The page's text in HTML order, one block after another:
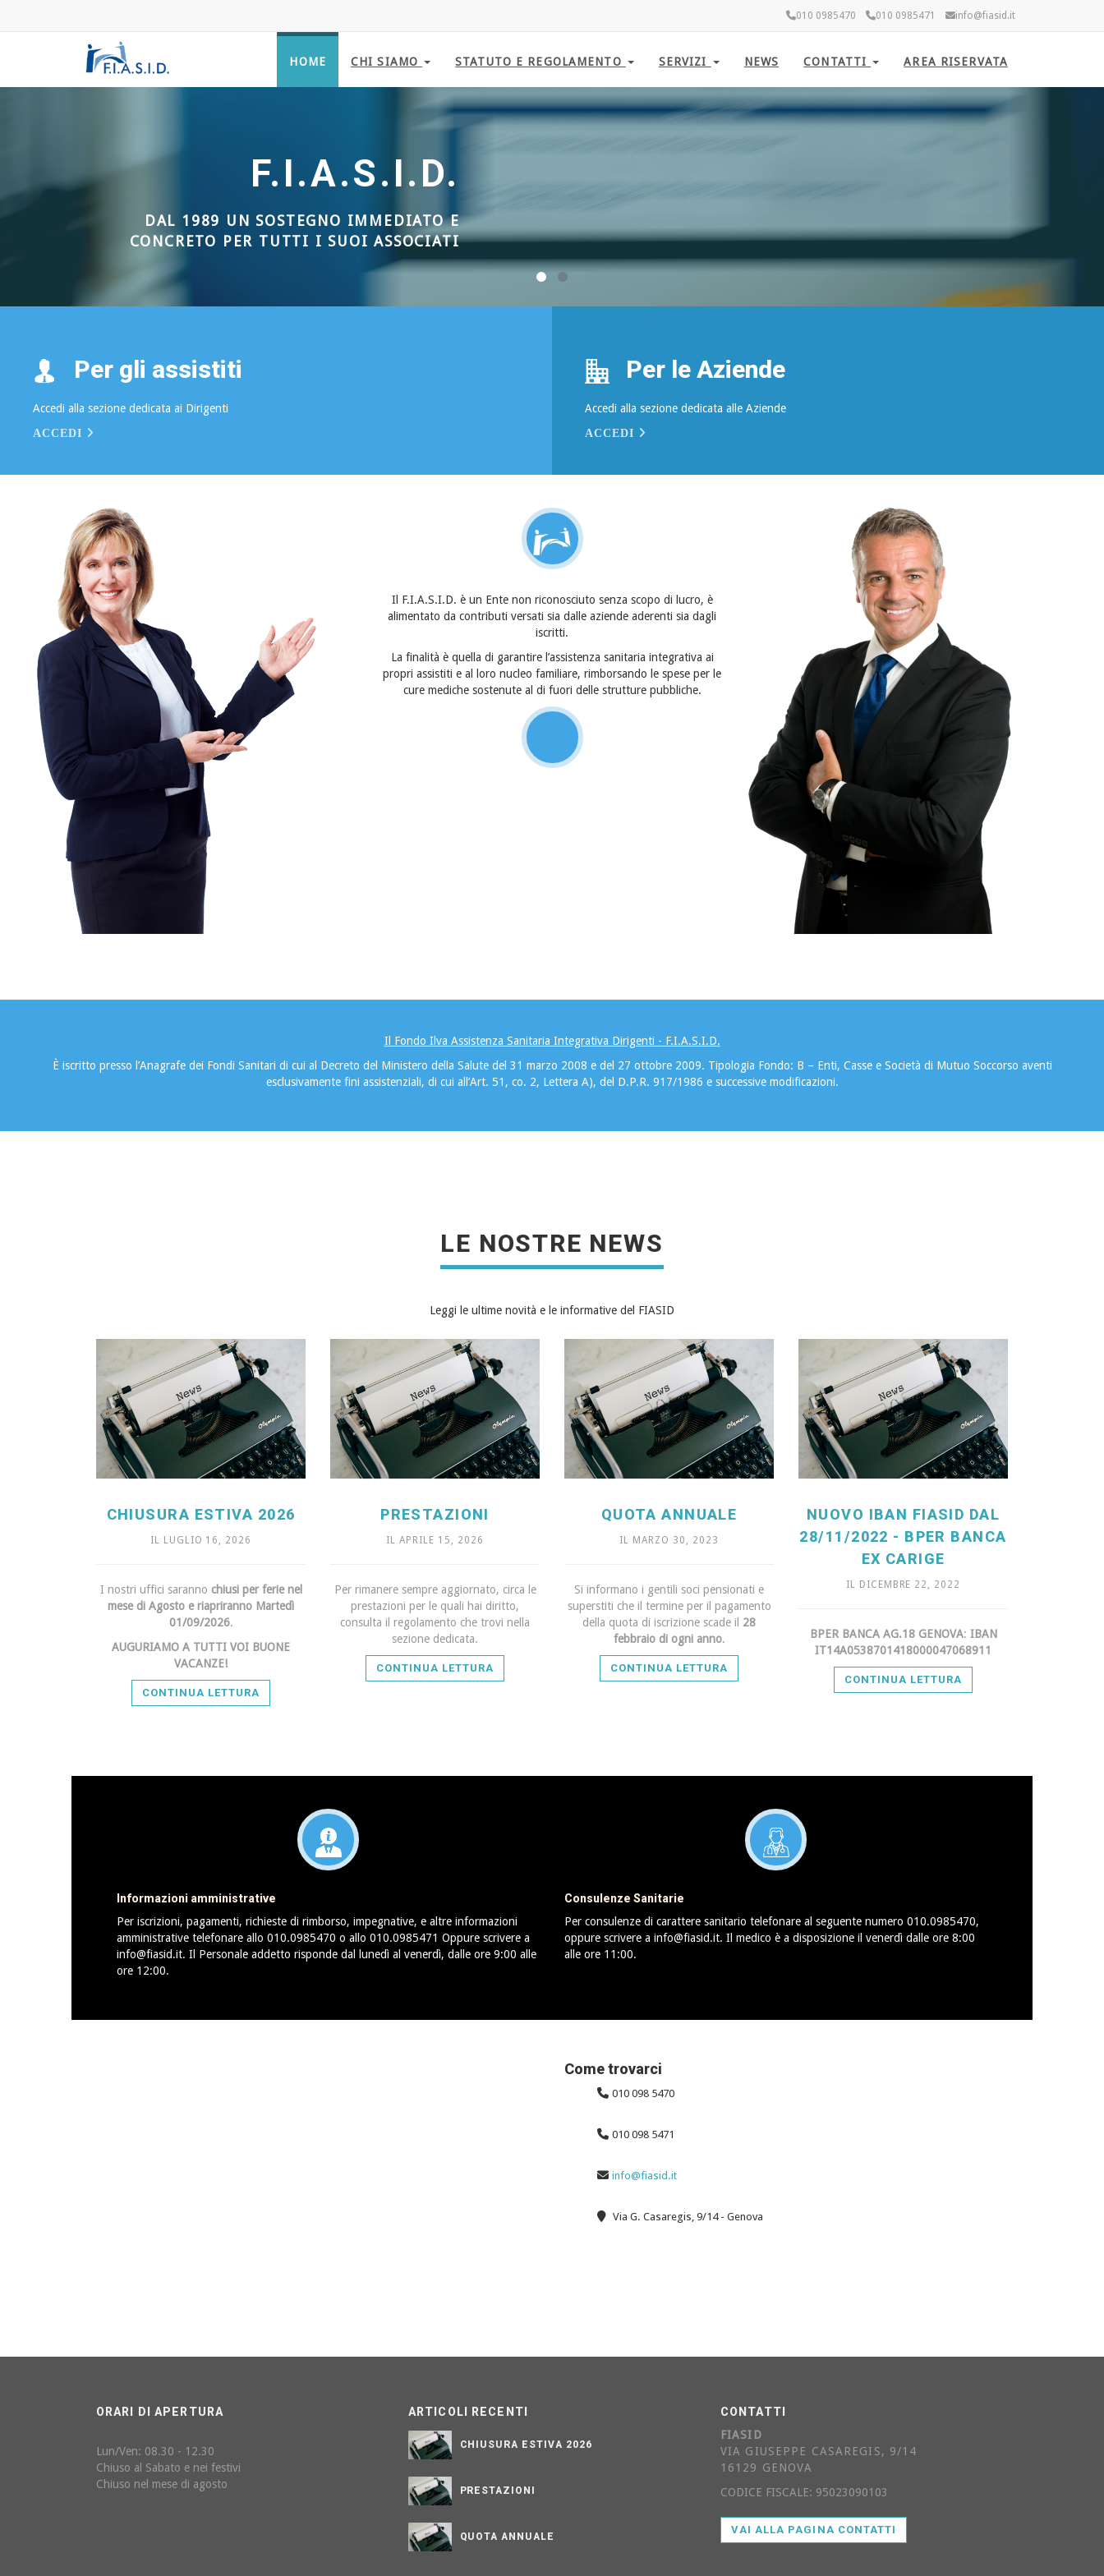
010 0985470 010 0985471 info@fiasid.it
HOME CHI SIAMO STATUTO E REGOLAMENTO SERVIZI NEWS CONTATTI AREA RISERVATA
F.I.A.S.I.D.
SOSTEGNO IMMEDIATO E
TUTTI I SUOI ASSOCIATI
AREA
Per gli assistiti
Accedi alla sezione dedicata ai Dirigenti
ACCEDI
Per le Aziende
Accedi alla sezione dedicata alle Aziende
ACCEDI
Il F.I.A.S.I.D. è un Ente non riconosciuto senza scopo di lucro, è
alimentato da contributi versati sia dalle aziende aderenti sia dagli
iscritti.
La finalità è quella di garantire l’assistenza sanitaria integrativa ai
propri assistiti e al loro nucleo familiare, rimborsando le spese per le
cure mediche sostenute al di fuori delle strutture pubbliche.
Il Fondo Ilva Assistenza Sanitaria Integrativa Dirigenti - F.I.A.S.I.D.
È iscritto presso l’Anagrafe dei Fondi Sanitari di cui al Decreto del Ministero della Salute del 31 marzo 2008 e del 27 ottobre 2009. Tipologia Fondo: B – Enti, Casse e Società di Mutuo Soccorso aventi
esclusivamente fini assistenziali, di cui all’Art. 51, co. 2, Lettera A), del D.P.R. 917/1986 e successive modificazioni.
LE NOSTRE NEWS
Leggi le ultime novità e le informative del FIASID
CHIUSURA ESTIVA 2026
IL LUGLIO 16, 2026
I nostri uffici saranno chiusi per ferie nel
mese di Agosto e riapriranno Martedì
01/09/2026.
AUGURIAMO A TUTTI VOI BUONE
VACANZE!
CONTINUA LETTURA
LEGGI TUTTO
PRESTAZIONI
IL APRILE 15, 2026
Per rimanere sempre aggiornato, circa le
prestazioni per le quali hai diritto,
consulta il regolamento che trovi nella
sezione dedicata.
CONTINUA LETTURA
LEGGI TUTTO
QUOTA ANNUALE
IL MARZO 30, 2023
Si informano i gentili soci pensionati e
superstiti che il termine per il pagamento
della quota di iscrizione scade il 28
febbraio di ogni anno.
CONTINUA LETTURA
NUOVO IBAN FIASID DAL
28/11/2022 - BPER BANCA
EX CARIGE
IL DICEMBRE 22, 2022
BPER BANCA AG.18 GENOVA: IBAN
IT14A0538701418000047068911
CONTINUA LETTURA
Informazioni amministrative
Per iscrizioni, pagamenti, richieste di rimborso, impegnative, e altre informazioni
amministrative telefonare allo 010.0985470 o allo 010.0985471 Oppure scrivere a
info@fiasid.it. Il Personale addetto risponde dal lunedì al venerdì, dalle ore 9:00 alle
ore 12:00.
Consulenze Sanitarie
Per consulenze di carattere sanitario telefonare al seguente numero 010.0985470,
oppure scrivere a info@fiasid.it. Il medico è a disposizione il venerdì dalle ore 8:00
alle ore 11:00.
Come trovarci
010 098 5470
010 098 5471
info@fiasid.it
Via G. Casaregis, 9/14 - Genova
ORARI DI APERTURA
Lun/Ven: 08.30 - 12.30
Chiuso al Sabato e nei festivi
Chiuso nel mese di agosto
ARTICOLI RECENTI
CHIUSURA ESTIVA 2026
PRESTAZIONI
QUOTA ANNUALE
CONTATTI
FIASID
VIA GIUSEPPE CASAREGIS, 9/14
16129 GENOVA
CODICE FISCALE: 95023090103
VAI ALLA PAGINA CONTATTI